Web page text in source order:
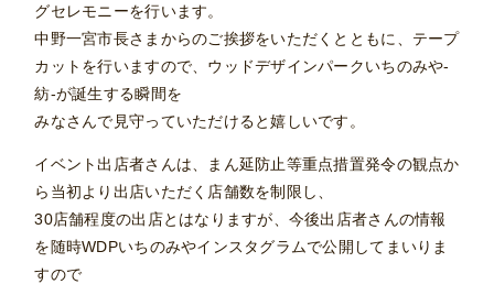
グセレモニーを行います。
中野一宮市長さまからのご挨拶をいただくとともに、テープ
カットを行いますので、ウッドデザインパークいちのみや-
紡-が誕生する瞬間を
みなさんで見守っていただけると嬉しいです。
イベント出店者さんは、まん延防止等重点措置発令の観点か
ら当初より出店いただく店舗数を制限し、
30店舗程度の出店とはなりますが、今後出店者さんの情報
を随時WDPいちのみやインスタグラムで公開してまいりま
すので